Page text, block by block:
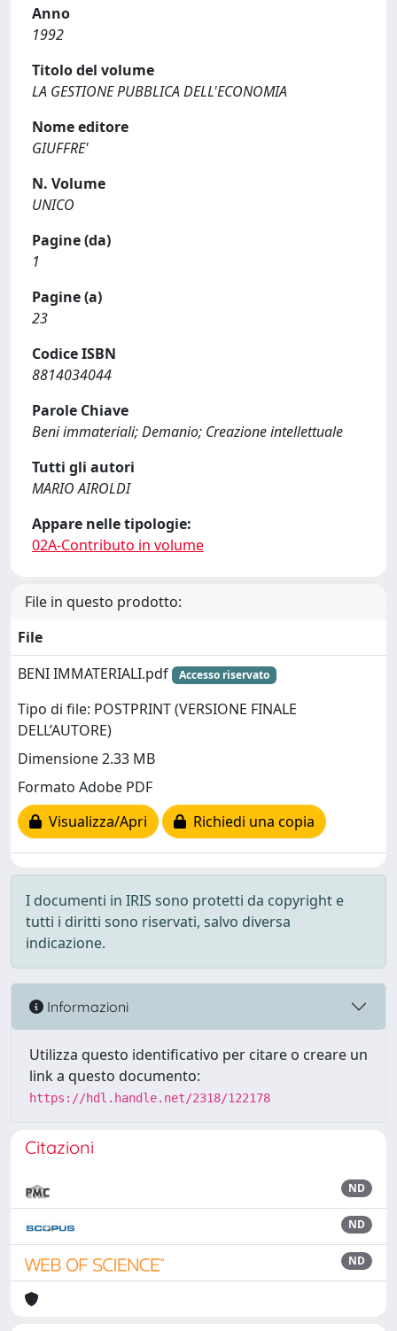
Anno
1992
Titolo del volume
LA GESTIONE PUBBLICA DELL'ECONOMIA
Nome editore
GIUFFRE'
N. Volume
UNICO
Pagine (da)
1
Pagine (a)
23
Codice ISBN
8814034044
Parole Chiave
Beni immateriali; Demanio; Creazione intellettuale
Tutti gli autori
MARIO AIROLDI
Appare nelle tipologie:
02A-Contributo in volume
File in questo prodotto:
File
BENI IMMATERIALI.pdf
Accesso riservato
Tipo di file: POSTPRINT (VERSIONE FINALE
DELL’AUTORE)
Dimensione 2.33 MB
Formato Adobe PDF
Visualizza/Apri
Richiedi una copia
I documenti in IRIS sono protetti da copyright e
tutti i diritti sono riservati, salvo diversa
indicazione.
Informazioni
Utilizza questo identificativo per citare o creare un
link a questo documento:
https://hdl.handle.net/2318/122178
Citazioni
ND
ND
ND